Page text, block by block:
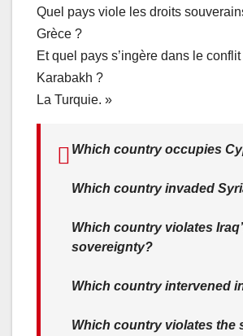
Quel pays viole les droits
Grèce ?
Et quel pays s’ingère dans le
Karabakh ?
La Turquie. »
Which country occupies
Which country invaded
Which country violates
sovereignty?
Which country intervened
Which country violates the